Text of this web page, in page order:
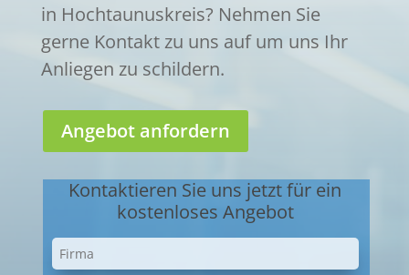
in Hochtaunuskreis? Nehmen Sie
gerne Kontakt zu uns auf um uns Ihr
Anliegen zu schildern.
Angebot anfordern
Kontaktieren Sie uns jetzt für ein
kostenloses Angebot